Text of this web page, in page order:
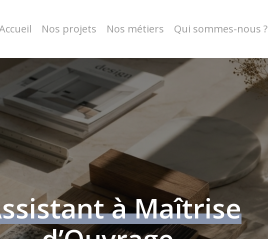
Nos projets Nos métiers Qui sommes-nous ?
à Maîtrise